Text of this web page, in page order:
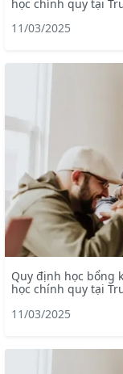
học chính quy tại
11/03/2025
Quy định học bổng
học chính quy tại
11/03/2025